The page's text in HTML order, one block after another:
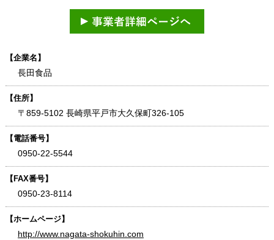
【企業名】
長田食品
【住所】
〒859-5102 長崎県平戸市大久保町326-105
【電話番号】
0950-22-5544
【FAX番号】
0950-23-8114
【ホームページ】
http://www.nagata-shokuhin.com